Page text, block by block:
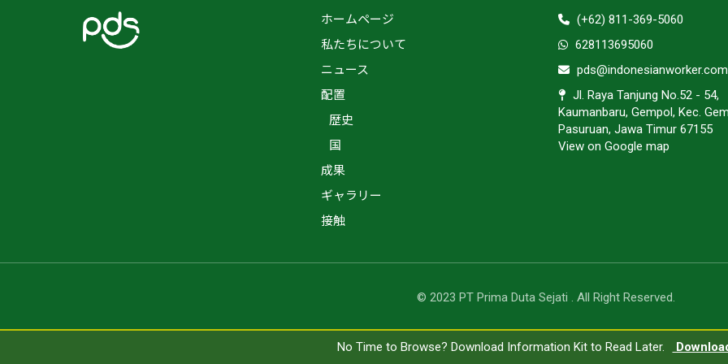
ホームページ
私たちについて
ニュース
配置
歴史
国
成果
ギャラリー
接触
(+62) 811-369-5060
628113695060
pds@indonesianworker.com
Jl. Raya Tanjung No.52 - 54,
Kaumanbaru, Gempol, Kec.
Pasuruan, Jawa Timur 67155
View on Google map
© 2023 PT Prima Duta Sejati . All Right Reserved.
No Time to Browse? Download Information Kit to Read Later.
No Time to Browse? Download Information Kit to Read Later.